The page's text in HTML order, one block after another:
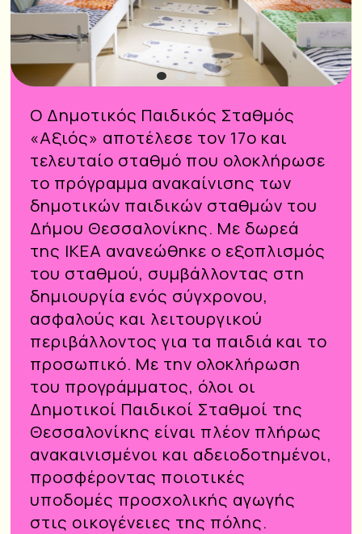
1 3
Ο Δημοτικός Παιδικός Σταθμός
«Αξιός» αποτέλεσε τον 17ο και
τελευταίο σταθμό που ολοκλήρωσε
το πρόγραμμα ανακαίνισης των
δημοτικών παιδικών σταθμών του
Δήμου Θεσσαλονίκης. Με δωρεά
της IKEA ανανεώθηκε ο εξοπλισμός
του σταθμού, συμβάλλοντας στη
δημιουργία ενός σύγχρονου,
ασφαλούς και λειτουργικού
περιβάλλοντος για τα παιδιά και το
προσωπικό. Με την ολοκλήρωση
του προγράμματος, όλοι οι
Δημοτικοί Παιδικοί Σταθμοί της
Θεσσαλονίκης είναι πλέον πλήρως
ανακαινισμένοι και αδειοδοτημένοι,
προσφέροντας ποιοτικές
υποδομές προσχολικής αγωγής
στις οικογένειες της πόλης.